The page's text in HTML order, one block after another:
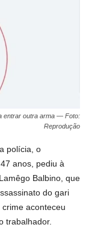
entrar outra arma — Foto:
Reprodução
polícia, o
anos, pediu à
Balbino, que
do gari
aconteceu
trabalhador.